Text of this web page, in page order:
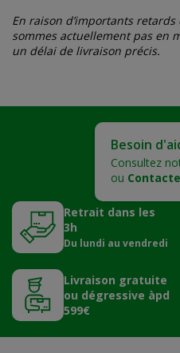
En raison d’importants
sommes actuellement pas en
un délai de livraison précis.
Besoin
Consultez
ou
Retrait dans les
3h
Du lundi au vendredi
Livraison gratuite
ou dégressive àpd
599€